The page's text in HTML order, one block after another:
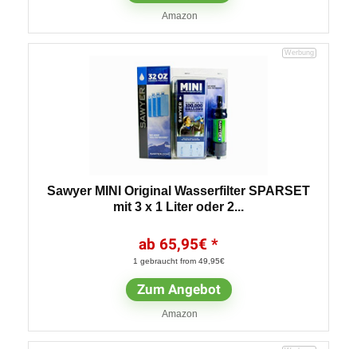
Amazon
Sawyer MINI Original Wasserfilter SPARSET
mit 3 x 1 Liter oder 2...
65,95€
1 gebraucht from 49,95€
Zum Angebot
Amazon